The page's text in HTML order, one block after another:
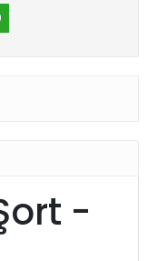
-